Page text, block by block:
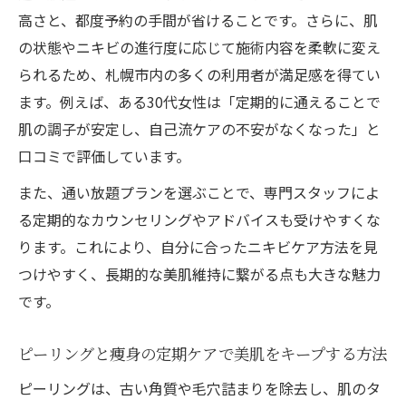
高さと、都度予約の手間が省けることです。さらに、肌
の状態やニキビの進行度に応じて施術内容を柔軟に変え
られるため、札幌市内の多くの利用者が満足感を得てい
ます。例えば、ある30代女性は「定期的に通えることで
肌の調子が安定し、自己流ケアの不安がなくなった」と
口コミで評価しています。
また、通い放題プランを選ぶことで、専門スタッフによ
る定期的なカウンセリングやアドバイスも受けやすくな
ります。これにより、自分に合ったニキビケア方法を見
つけやすく、長期的な美肌維持に繋がる点も大きな魅力
です。
ピーリングと痩身の定期ケアで美肌をキープする方法
ピーリングは、古い角質や毛穴詰まりを除去し、肌のタ